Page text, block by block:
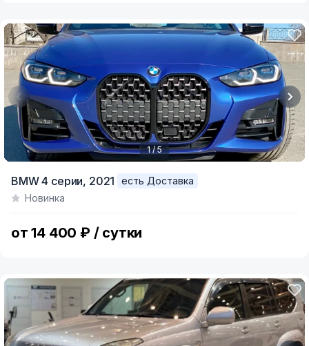
of
1 / 5
BMW 4 серии, 2021
есть Доставка
Новинка
от 14 400 ₽ / сутки